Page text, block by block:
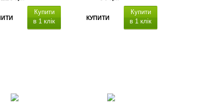
Купити
в 1 клік
КУПИТИ
Купити
в 1 клік